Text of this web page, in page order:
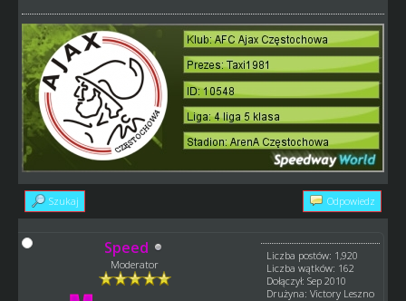
Szukaj Odpowiedz
Speed
Moderator
Liczba postów: 1,920
Liczba wątków: 162
Dołączył: Sep 2010
Drużyna: Victory Leszno